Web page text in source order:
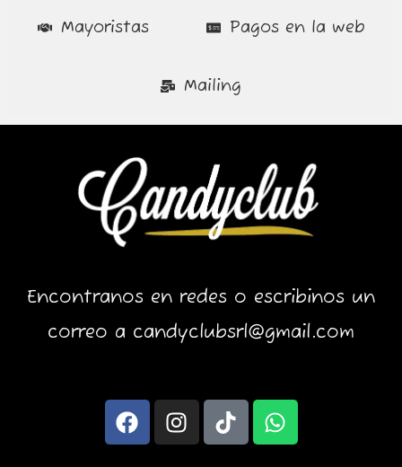
Mayoristas Pagos en la web
Mailing
Encontranos en redes o escribinos un
correo a candyclubsrl@gmail.com
F
a
c
I
n
s
T
i
k
W
h
a